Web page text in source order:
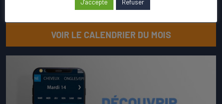
RACINES
VOIR LE CALENDRIER DU MOIS
J'accepte Refuser